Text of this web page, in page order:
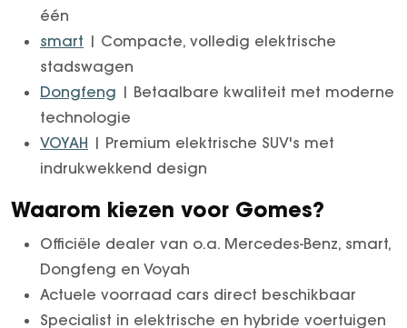
één
smart | Compacte, volledig elektrische
stadswagen
Dongfeng | Betaalbare kwaliteit met moderne
technologie
VOYAH | Premium elektrische SUV's met
indrukwekkend design
Waarom kiezen voor Gomes?
Officiële dealer van o.a. Mercedes-Benz, smart,
Dongfeng en Voyah
Actuele voorraad cars direct beschikbaar
Specialist in elektrische en hybride voertuigen